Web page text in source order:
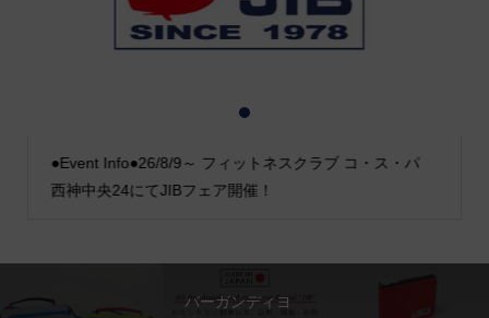
●Event Info●26/8/9～ フィットネスクラブ コ・ス・パ
西神中央24にてJIBフェア開催！
2
バーガンディヨ